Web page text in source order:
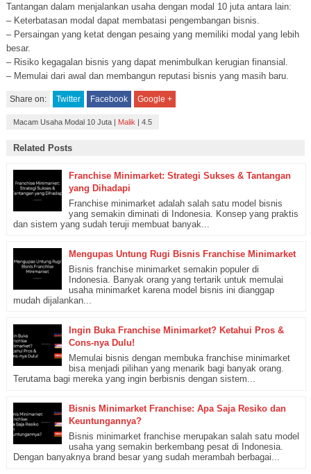
Tantangan dalam menjalankan usaha dengan modal 10 juta antara lain:
– Keterbatasan modal dapat membatasi pengembangan bisnis.
– Persaingan yang ketat dengan pesaing yang memiliki modal yang lebih
besar.
– Risiko kegagalan bisnis yang dapat menimbulkan kerugian finansial.
– Memulai dari awal dan membangun reputasi bisnis yang masih baru.
Share on: Twitter Facebook Google +
Macam Usaha Modal 10 Juta| Malik | 4.5
Related Posts
Franchise Minimarket: Strategi Sukses & Tantangan
yang Dihadapi
Franchise minimarket adalah salah satu model bisnis
yang semakin diminati di Indonesia. Konsep yang praktis
dan sistem yang sudah teruji membuat banyak...
Mengupas Untung Rugi Bisnis Franchise Minimarket
Bisnis franchise minimarket semakin populer di
Indonesia. Banyak orang yang tertarik untuk memulai
usaha minimarket karena model bisnis ini dianggap
mudah dijalankan...
Ingin Buka Franchise Minimarket? Ketahui Pros &
Cons-nya Dulu!
Memulai bisnis dengan membuka franchise minimarket
bisa menjadi pilihan yang menarik bagi banyak orang.
Terutama bagi mereka yang ingin berbisnis dengan sistem...
Bisnis Minimarket Franchise: Apa Saja Resiko dan
Keuntungannya?
Bisnis minimarket franchise merupakan salah satu model
usaha yang semakin berkembang pesat di Indonesia.
Dengan banyaknya brand besar yang sudah merambah berbagai...